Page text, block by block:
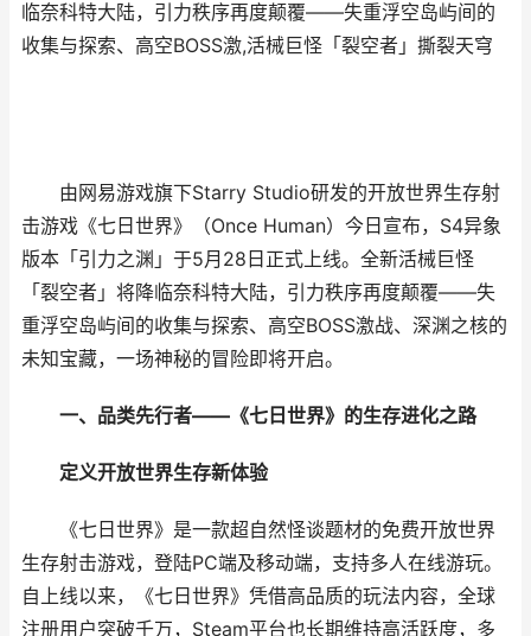
临奈科特大陆，引力秩序再度颠覆——失重浮空岛屿间的
收集与探索、高空BOSS激,活械巨怪「裂空者」撕裂天穹
由网易游戏旗下Starry Studio研发的开放世界生存射
击游戏《七日世界》（Once Human）今日宣布，S4异象
版本「引力之渊」于5月28日正式上线。全新活械巨怪
「裂空者」将降临奈科特大陆，引力秩序再度颠覆——失
重浮空岛屿间的收集与探索、高空BOSS激战、深渊之核的
未知宝藏，一场神秘的冒险即将开启。
一、品类先行者——《七日世界》的生存进化之路
定义开放世界生存新体验
《七日世界》是一款超自然怪谈题材的免费开放世界
生存射击游戏，登陆PC端及移动端，支持多人在线游玩。
自上线以来，《七日世界》凭借高品质的玩法内容，全球
注册用户突破千万，Steam平台也长期维持高活跃度，多